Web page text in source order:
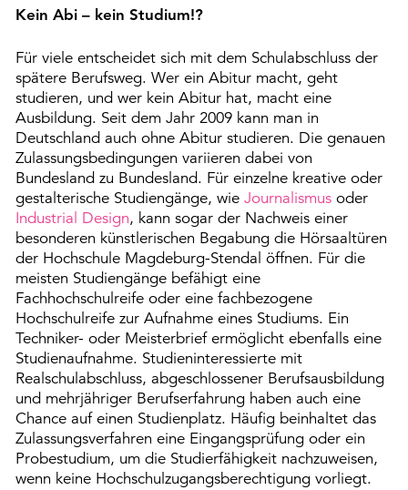
Kein Abi – kein Studium!?
Für viele entscheidet sich mit dem Schulabschluss der
spätere Berufsweg. Wer ein Abitur macht, geht
studieren, und wer kein Abitur hat, macht eine
Ausbildung. Seit dem Jahr 2009 kann man in
Deutschland auch ohne Abitur studieren. Die genauen
Zulassungsbedingungen variieren dabei von
Bundesland zu Bundesland. Für einzelne kreative oder
gestalterische Studiengänge, wie Journalismus oder
Industrial Design, kann sogar der Nachweis einer
besonderen künstlerischen Begabung die Hörsaaltüren
der Hochschule Magdeburg-Stendal öffnen. Für die
meisten Studiengänge befähigt eine
Fachhochschulreife oder eine fachbezogene
Hochschulreife zur Aufnahme eines Studiums. Ein
Techniker- oder Meisterbrief ermöglicht ebenfalls eine
Studienaufnahme. Studieninteressierte mit
Realschulabschluss, abgeschlossener Berufsausbildung
und mehrjähriger Berufserfahrung haben auch eine
Chance auf einen Studienplatz. Häufig beinhaltet das
Zulassungsverfahren eine Eingangsprüfung oder ein
Probestudium, um die Studierfähigkeit nachzuweisen,
wenn keine Hochschulzugangsberechtigung vorliegt.